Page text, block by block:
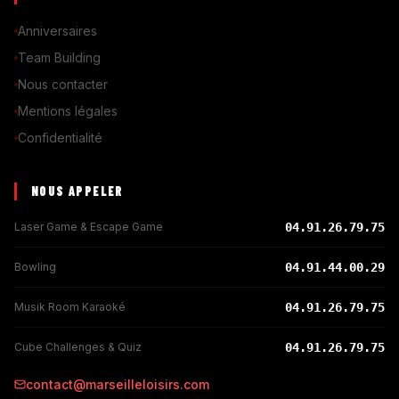
Anniversaires
Team Building
Nous contacter
Mentions légales
Confidentialité
NOUS APPELER
Laser Game & Escape Game 04.91.26.79.75
Bowling 04.91.44.00.29
Musik Room Karaoké 04.91.26.79.75
Cube Challenges & Quiz 04.91.26.79.75
contact@marseilleloisirs.com